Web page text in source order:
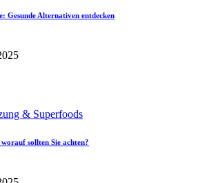
Gesunde Alternativen entdecken
& Superfoods
sollten Sie achten?